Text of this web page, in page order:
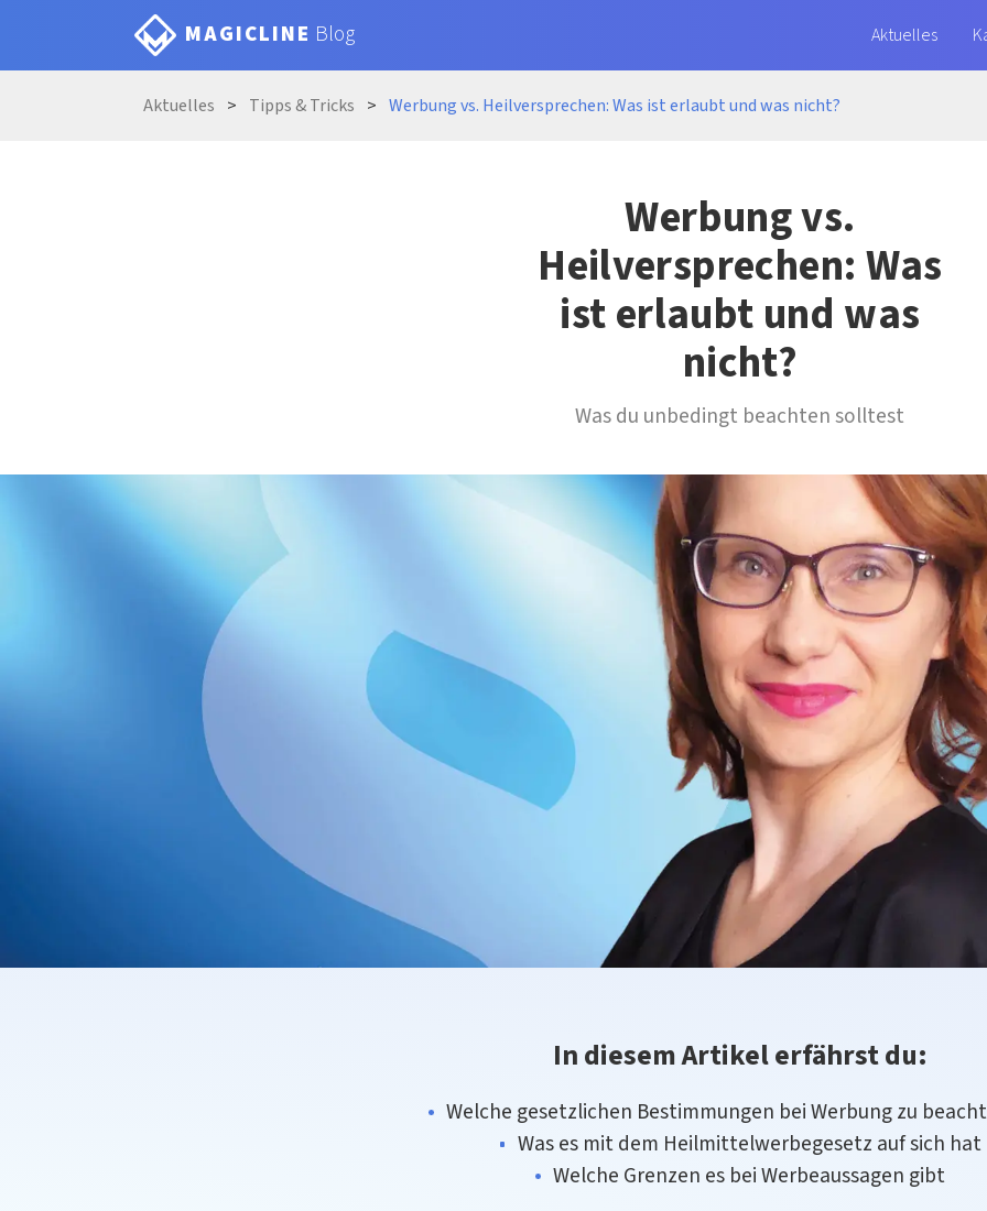
MAGICLINE Blog Aktuelles
Aktuelles Tipps &Tricks Werbung vs. Heilversprechen: Was ist erlaubt und was nicht?
Werbung vs.
Heilversprechen: Was
ist erlaubt und was
nicht?
Was du unbedingt beachten solltest
In diesem Artikel erfährst du:
Welche gesetzlichen Bestimmungen bei Werbung zu
Was es mit dem Heilmittelwerbegesetz auf sich hat
Welche Grenzen es bei Werbeaussagen gibt